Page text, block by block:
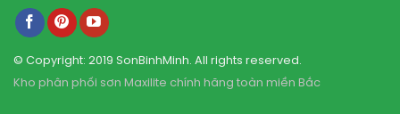
© Copyright: 2019 SonBinhMinh. All rights reserved.
Kho phân phối sơn Maxilite chính hãng toàn miền Bắc